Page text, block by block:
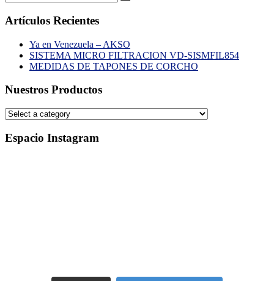
Artículos Recientes
Ya en Venezuela – AKSO
SISTEMA MICRO FILTRACION VD-SISMFIL854
MEDIDAS DE TAPONES DE CORCHO
Nuestros Productos
Espacio Instagram